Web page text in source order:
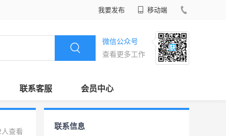
我要发布 移动端
微信公众号
查看更多工作
联系客服 会员中心
人查看
联系信息